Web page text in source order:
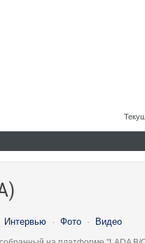
Интервью · Фото · Видео